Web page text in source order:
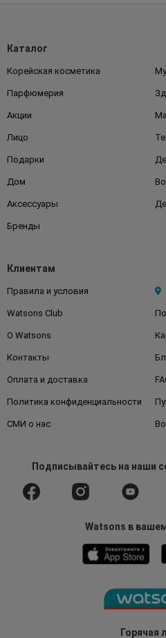
Горячая
Каталог
Корейская косметика
Парфюмерия
Акции
Лицо
Подарки
Дом
Аксессуары
Бренды
Клиентам
Правила и условия
Watsons Club
О Watsons
Контакты
Оплата и доставка
Политика конфиденциальности
СМИ о нас
Подписывайтесьна наши
Watsons в